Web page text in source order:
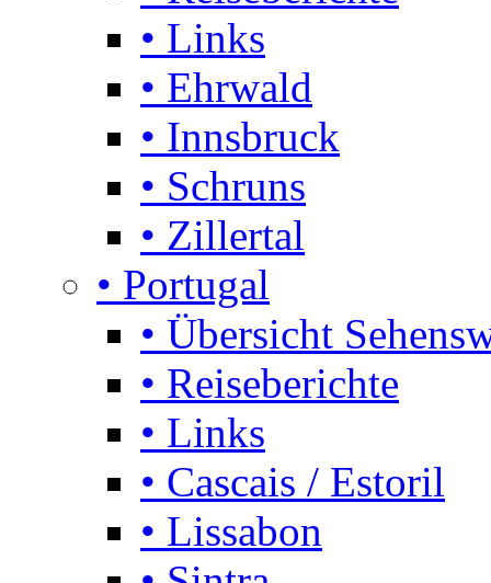
• Links
• Ehrwald
• Innsbruck
• Schruns
• Zillertal
• Portugal
• Übersicht
• Reiseberichte
• Links
• Cascais / Estoril
• Lissabon